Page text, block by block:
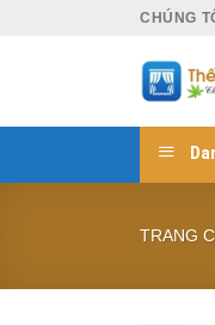
CHÚNG
TRANG